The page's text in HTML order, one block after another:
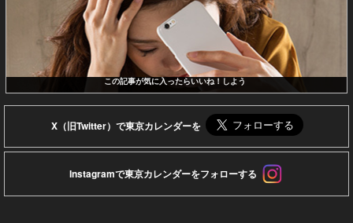
この記事が気に入ったらいいね！しよう
X（旧Twitter）で東京カレンダーを
Instagramで東京カレンダーをフォローする